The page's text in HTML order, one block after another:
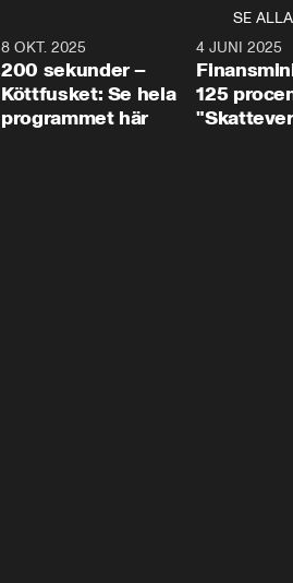
SE ALLA
4:29
8 OKT. 2025
200 sekunder –
Köttfusket: Se hela
programmet här
4 JUNI 2025
125